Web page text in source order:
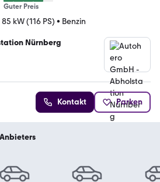
Guter Preis
85 kW (116 PS) • Benzin
Nürnberg
Kontakt Parken